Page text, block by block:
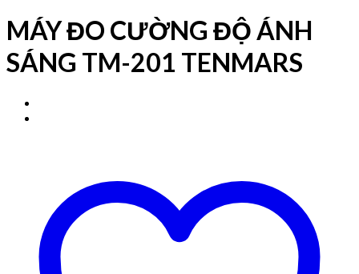
MÁY ĐO CƯỜNG ĐỘ ÁNH
SÁNG TM-201 TENMARS